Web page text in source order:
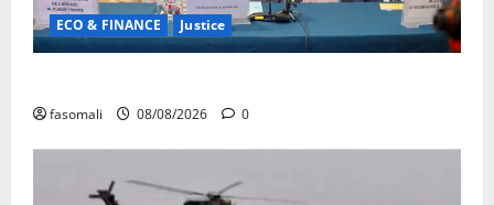
ECO & FINANCE Justice
fasomali 08/08/2026 0